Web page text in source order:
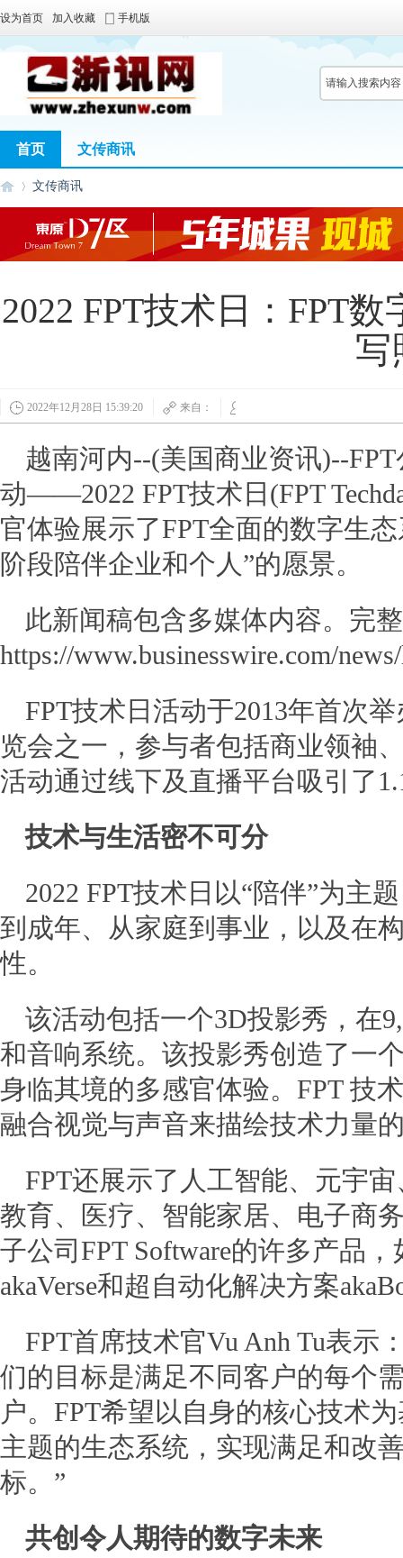
设为首页 加入收藏 手机版
首页 文传商讯
浙›
文传商讯
2022 FPT技术日：FPT
写
2022年12月28日 15:39:20 来自：
越南河内--(美国商业资讯)--
动——2022 FPT技术日(FPT
官体验展示了FPT全面的数字生
阶段陪伴企业和个人”的愿景。
此新闻稿包含多媒体内容。完
https://www.businesswire.com/
FPT技术日活动于2013年首次
览会之一，参与者包括商业领袖
活动通过线下及直播平台吸引了
技术与生活密不可分
2022 FPT技术日以“陪伴”为主
到成年、从家庭到事业，以及在
性。
该活动包括一个3D投影秀，在
和音响系统。该投影秀创造了一
身临其境的多感官体验。FPT 技
融合视觉与声音来描绘技术力量
FPT还展示了人工智能、元宇
教育、医疗、智能家居、电子商
子公司FPT Software的许多产品
akaVerse和超自动化解决方案
FPT首席技术官Vu Anh Tu表示
们的目标是满足不同客户的每个
户。FPT希望以自身的核心技术
主题的生态系统，实现满足和改
标。”
共创令人期待的数字未来